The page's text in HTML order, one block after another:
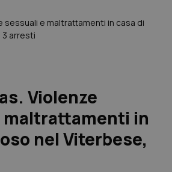
sessuali e maltrattamenti in casa di
3 arresti
Violenze
maltrattamenti in
nel Viterbese,